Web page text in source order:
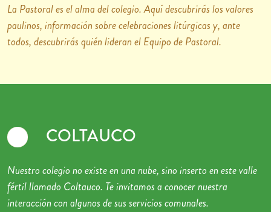
La Pastoral es el alma del colegio. Aquí descubrirás los valores
paulinos, información sobre celebraciones litúrgicas y, ante
todos, descubrirás quién lideran el Equipo de Pastoral.
COLTAUCO
Nuestro colegio no existe en una nube, sino inserto en este valle
fértil llamado Coltauco. Te invitamos a conocer nuestra
interacción con algunos de sus servicios comunales.